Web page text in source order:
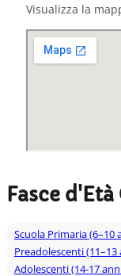
Visualizza la
Fasce
Scuola Primaria (6–10
Preadolescenti (11–13
Adolescenti (14-17